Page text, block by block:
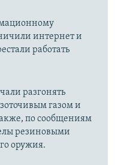
интернет и
работать
разгонять
газом и
по сообщениям
резиновыми
оружия.